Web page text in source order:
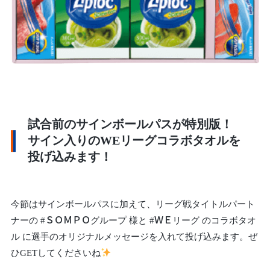
試合前のサインボールパスが特別版！
サイン入りのWEリーグコラボタオルを
投げ込みます！
今節はサインボールパスに加えて、リーグ戦タイトルパート
ナーの #ＳＯＭＰＯグループ 様と #ＷＥリーグ のコラボタオ
ル に選手のオリジナルメッセージを入れて投げ込みます。ぜ
ひGETしてくださいね